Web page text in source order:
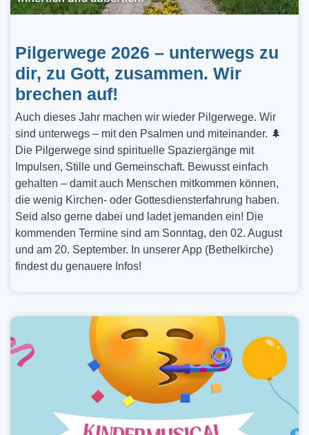
Pilgerwege 2026 – unterwegs zu
dir, zu Gott, zusammen. Wir
brechen auf!
Auch dieses Jahr machen wir wieder Pilgerwege. Wir
sind unterwegs – mit den Psalmen und miteinander. 🌲
Die Pilgerwege sind spirituelle Spaziergänge mit
Impulsen, Stille und Gemeinschaft. Bewusst einfach
gehalten – damit auch Menschen mitkommen können,
die wenig Kirchen- oder Gottesdiensterfahrung haben.
Seid also gerne dabei und ladet jemanden ein! Die
kommenden Termine sind am Sonntag, den 02. August
und am 20. September. In unserer App (Bethelkirche)
findest du genauere Infos!